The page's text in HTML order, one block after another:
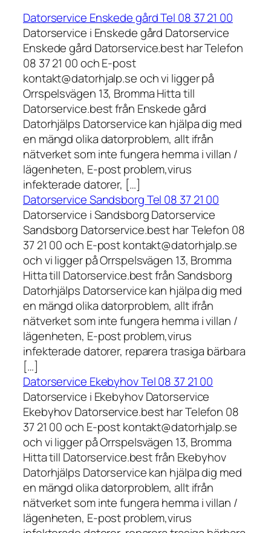
Datorservice Enskede gård Tel 08 37 21 00
Datorservice i Enskede gård Datorservice
Enskede gård Datorservice.best har Telefon
08 37 21 00 och E-post
kontakt@datorhjalp.se och vi ligger på
Orrspelsvägen 13, Bromma Hitta till
Datorservice.best från Enskede gård
Datorhjälps Datorservice kan hjälpa dig med
en mängd olika datorproblem, allt ifrån
nätverket som inte fungera hemma i villan /
lägenheten, E-post problem,virus
infekterade datorer, […]
Datorservice Sandsborg Tel 08 37 21 00
Datorservice i Sandsborg Datorservice
Sandsborg Datorservice.best har Telefon 08
37 21 00 och E-post kontakt@datorhjalp.se
och vi ligger på Orrspelsvägen 13, Bromma
Hitta till Datorservice.best från Sandsborg
Datorhjälps Datorservice kan hjälpa dig med
en mängd olika datorproblem, allt ifrån
nätverket som inte fungera hemma i villan /
lägenheten, E-post problem,virus
infekterade datorer, reparera trasiga bärbara
[…]
Datorservice Ekebyhov Tel 08 37 21 00
Datorservice i Ekebyhov Datorservice
Ekebyhov Datorservice.best har Telefon 08
37 21 00 och E-post kontakt@datorhjalp.se
och vi ligger på Orrspelsvägen 13, Bromma
Hitta till Datorservice.best från Ekebyhov
Datorhjälps Datorservice kan hjälpa dig med
en mängd olika datorproblem, allt ifrån
nätverket som inte fungera hemma i villan /
lägenheten, E-post problem,virus